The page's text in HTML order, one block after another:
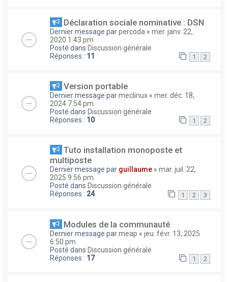
Déclaration sociale nominative : DSN
Dernier message parpercoda « mer. janv. 22,
2020 1:43 pm
Posté dans Discussion générale
Réponses : 11 1 2
Version portable
Dernier message parmeclinux « mer. déc. 18,
2024 7:54 pm
Posté dans Discussion générale
Réponses : 10 1 2
Tuto installation monoposte et
multiposte
Dernier message par guillaume « mar. juil. 22,
2025 9:56 pm
Posté dans Discussion générale
Réponses : 24 1 2 3
Modules de la communauté
Dernier message parmeap « jeu. févr. 13, 2025
6:50 pm
Posté dans Discussion générale
Réponses : 17 1 2